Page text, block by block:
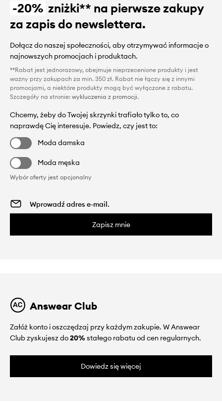
-20% zniżki** na pierwsze zakupy
za zapis do newslettera.
Dołącz do naszej społeczności, aby otrzymywać informacje o
najnowszych promocjach i produktach.
**Rabat jest jednorazowy, obejmuje nieprzecenione produkty i jest
ważny przy zakupach za min. 350 zł. Rabat nie łączy się z innymi
promocjami, a niektóre produkty mogą być wyłączone z rabatu.
Szczegóły na stronie: wykluczenia z promocji.
Chcemy, żeby do Twojej skrzynki trafiało tylko to, co
naprawdę Cię interesuje. Powiedz, czy jest to:
Moda damska
Moda męska
Wybór oferty jest opcjonalny
Zapisz mnie
Answear Club
Załóż konto i oszczędzaj przy każdym zakupie. W Answear
Club zyskujesz do20%stałego rabatu od cen regularnych.
Dowiedz się więcej